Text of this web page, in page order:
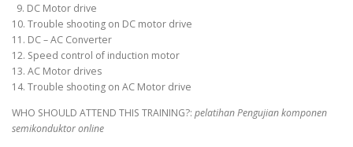
9. DC Motor drive
10. Trouble shooting on DC motor drive
11. DC – AC Converter
12. Speed control of induction motor
13. AC Motor drives
14. Trouble shooting on AC Motor drive
WHO SHOULD ATTEND THIS TRAINING?: pelatihan Pengujian komponen
semikonduktor online